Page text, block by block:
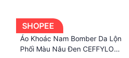
SHOPEE
Áo Khoác Nam Bomber Da Lộn
Phối Màu Nâu Đen CEFFYLO